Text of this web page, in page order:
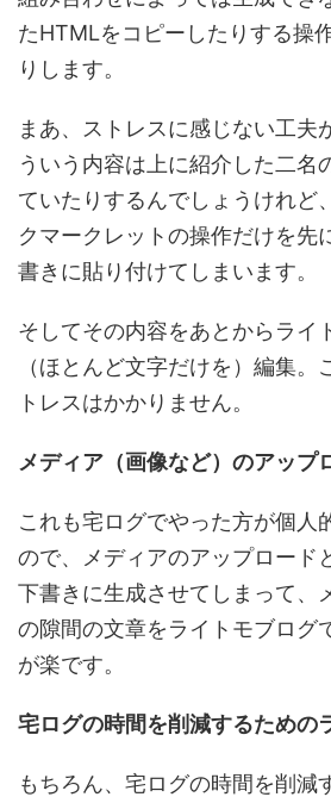
たHTMLをコピーしたりする操
りします。
まあ、ストレスに感じない工夫
ういう内容は上に紹介した二名
ていたりするんでしょうけれど
クマークレットの操作だけを先
書きに貼り付けてしまいます。
そしてその内容をあとからライ
（ほとんど文字だけを）編集。
トレスはかかりません。
メディア（画像など）のアップ
これも宅ログでやった方が個人
ので、メディアのアップロード
下書きに生成させてしまって、
の隙間の文章をライトモブログ
が楽です。
宅ログの時間を削減するための
もちろん、宅ログの時間を削減